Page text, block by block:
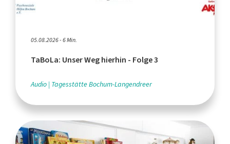
05.08.2026 - 6 Min.
TaBoLa: Unser Weg hierhin - Folge 3
Audio Tagesstätte Bochum-Langendreer